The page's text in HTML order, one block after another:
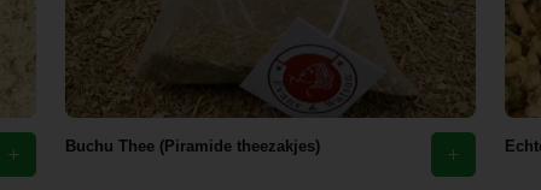
Buchu Thee (Piramide theezakjes)